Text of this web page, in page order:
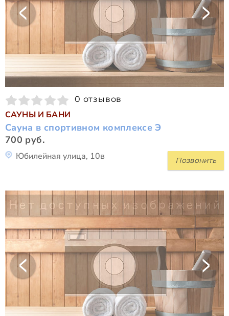
0 отзывов
САУНЫ И БАНИ
Сауна в спортивном комплексе Э
700 руб.
Позвонить
Юбилейная улица, 10в